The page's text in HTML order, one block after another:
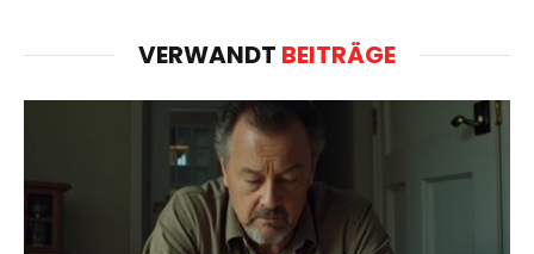
VERWANDT BEITRÄGE